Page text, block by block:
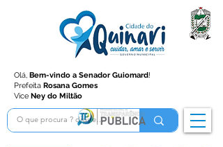
Olá, Bem-vindo a Senador Guiomard!
Prefeita Rosana Gomes
Vice Ney do Miltão